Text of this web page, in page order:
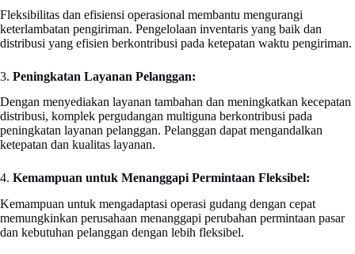
Fleksibilitas dan efisiensi operasional membantu mengurangi
keterlambatan pengiriman. Pengelolaan inventaris yang baik dan
distribusi yang efisien berkontribusi pada ketepatan waktu pengiriman.
3. Peningkatan Layanan Pelanggan:
Dengan menyediakan layanan tambahan dan meningkatkan kecepatan
distribusi, komplek pergudangan multiguna berkontribusi pada
peningkatan layanan pelanggan. Pelanggan dapat mengandalkan
ketepatan dan kualitas layanan.
4. Kemampuan untuk Menanggapi Permintaan Fleksibel:
Kemampuan untuk mengadaptasi operasi gudang dengan cepat
memungkinkan perusahaan menanggapi perubahan permintaan pasar
dan kebutuhan pelanggan dengan lebih fleksibel.